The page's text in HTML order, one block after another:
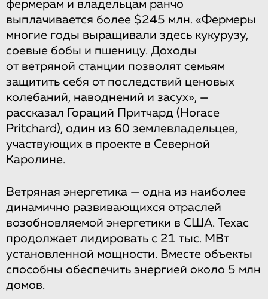
фермерам и владельцам ранчо
выплачивается более $245 млн. «Фермеры
многие годы выращивали здесь кукурузу,
соевые бобы и пшеницу. Доходы
от ветряной станции позволят семьям
защитить себя от последствий ценовых
колебаний, наводнений и засух», —
рассказал Гораций Притчард (Horace
Pritchard), один из 60 землевладельцев,
участвующих в проекте в Северной
Каролине.
Ветряная энергетика — одна из наиболее
динамично развивающихся отраслей
возобновляемой энергетики в США. Техас
продолжает лидировать с 21 тыс. МВт
установленной мощности. Вместе объекты
способны обеспечить энергией около 5 млн
домов.